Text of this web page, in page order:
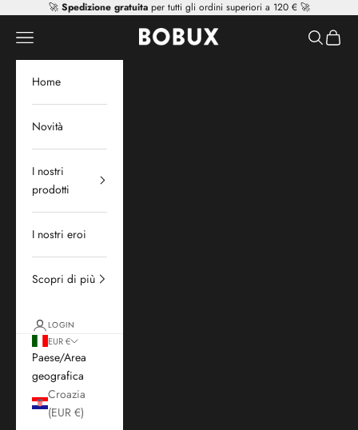
Vai al contenuto
🚀 Spedizione gratuitaper tutti gli ordini superiori a 120 € 🚀
Mr Tiggle - Distributor
Apri il menu di navigazione Mostra il
Home
Novità
I nostri
prodotti
I nostri eroi
Scopri di più
LOGIN
EUR €
Paese/Area
geografica
Croazia
(EUR €)